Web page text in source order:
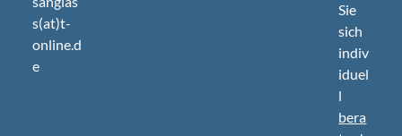
s(at)t-
online.d
e
Sie
sich
indiv
iduel
l
bera